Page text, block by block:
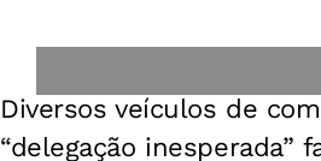
Diversos veículos de
“delegação inesperada”